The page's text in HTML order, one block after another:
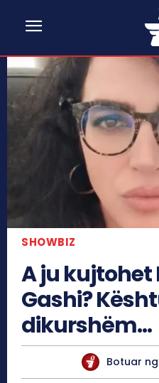
SHOWBIZ
A ju kujtohet
Gashi?
dikurshëm…
Botuar